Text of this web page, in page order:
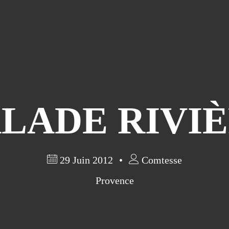
29 Juin 2012
Comtesse
Provence